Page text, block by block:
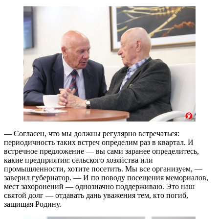
— Согласен, что мы должны регулярно встречаться:
периодичность таких встреч определим раз в квартал. И
встречное предложение — вы сами заранее определитесь,
какие предприятия: сельского хозяйства или
промышленности, хотите посетить. Мы все организуем, —
заверил губернатор. — И по поводу посещения мемориалов,
мест захоронений — однозначно поддерживаю. Это наш
святой долг — отдавать дань уважения тем, кто погиб,
защищая Родину.